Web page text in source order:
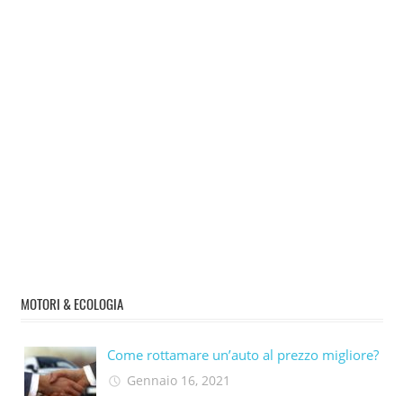
MOTORI & ECOLOGIA
Come rottamare un’auto al prezzo migliore?
Gennaio 16, 2021